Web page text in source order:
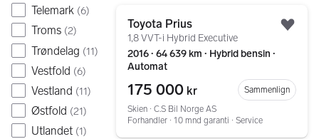
Telemark (6)
Troms (2)
Trøndelag (11)
Vestfold (6)
Vestland (11)
Østfold (21)
Utlandet (1)
Toyota Prius
1,8 VVT-i Hybrid Executive
2016 ∙ 64 639 km ∙ Hybrid bensin ∙
Automat
175 000 kr
Sammenlign
Skien ∙ C.S Bil Norge AS
Forhandler ∙ 10 mnd garanti ∙ Service